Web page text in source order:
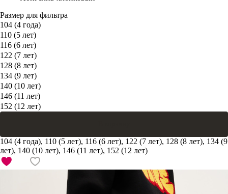
Размер для фильтра
104 (4 года)
110 (5 лет)
116 (6 лет)
122 (7 лет)
128 (8 лет)
134 (9 лет)
140 (10 лет)
146 (11 лет)
152 (12 лет)
104 (4 года), 110 (5 лет), 116 (6 лет), 122 (7 лет), 128 (8 лет), 134 (9
лет), 140 (10 лет), 146 (11 лет), 152 (12 лет)